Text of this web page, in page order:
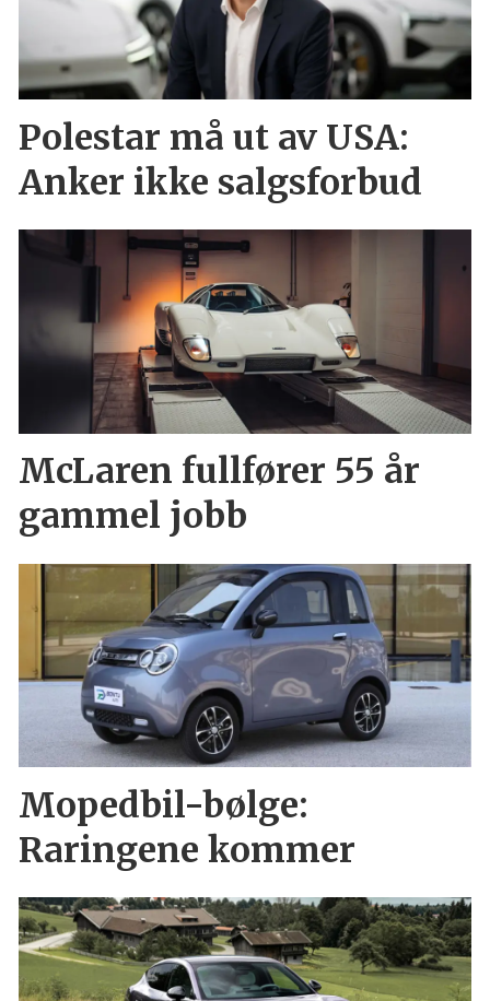
Polestar må ut av USA:
Anker ikke salgsforbud
McLaren fullfører 55 år
gammel jobb
Mopedbil-bølge:
Raringene kommer